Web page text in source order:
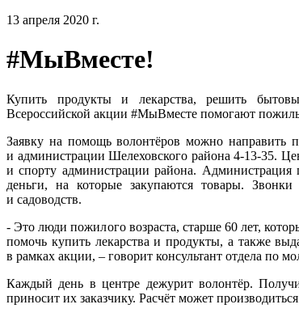
13 апреля 2020 г.
#МыВместе!
Купить продукты и лекарства, решить
Всероссийской акции #МыВместе помогают
Заявку на помощь волонтёров можно направить
и администрации Шелеховского района 4-13-35.
и спорту администрации района. Администрация
деньги, на которые закупаются товары.
и садоводств.
- Это люди пожилого возраста, старше 60 лет,
помочь купить лекарства и продукты, а также
в рамках акции, – говорит консультант отдела по
Каждый день в центре дежурит волонтёр.
приносит их заказчику. Расчёт может